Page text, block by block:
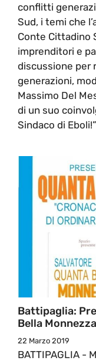
conflitti
Sud, i temi che
Conte Cittadino
imprenditori e
discussione per
generazioni,
Massimo Del
di un suo
Sindaco di Eboli!”
Battipaglia:
Bella
22 Marzo 2019
BATTIPAGLIA -